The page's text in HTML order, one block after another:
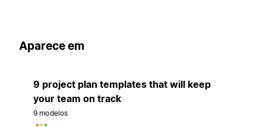
Aparece em
9 project plan templates that will keep
your team on track
9 modelos